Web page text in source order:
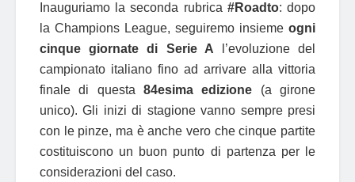
Inauguriamo la seconda rubrica #Roadto: dopo
la Champions League, seguiremo insieme ogni
cinque giornate di Serie A l’evoluzione del
campionato italiano fino ad arrivare alla vittoria
finale di questa 84esima edizione (a girone
unico). Gli inizi di stagione vanno sempre presi
con le pinze, ma è anche vero che cinque partite
costituiscono un buon punto di partenza per le
considerazioni del caso.